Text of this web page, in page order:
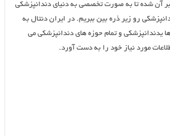
آن شده تا به صورت تخصصی به دنیای دندانپزشکی
رو زیر ذره بین ببریم. در ایران دنتال به
و تمام حوزه های دندانپزشکی می
مورد نیاز خود را به دست آورد.